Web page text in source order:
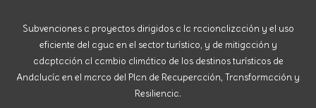
Subvenciones a proyectos dirigidos a la racionalización y el uso
eficiente del agua en el sector turístico, y de mitigación y
adaptación al cambio climático de los destinos turísticos de
Andalucía en el marco del Plan de Recuperación, Transformación y
Resiliencia.